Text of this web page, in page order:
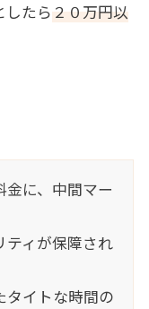
したら２０万円以
金に、中間マー
ティが保障され
タイトな時間の